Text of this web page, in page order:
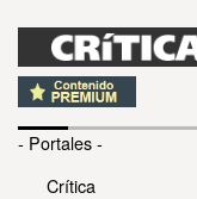
- Portales -
Crítica